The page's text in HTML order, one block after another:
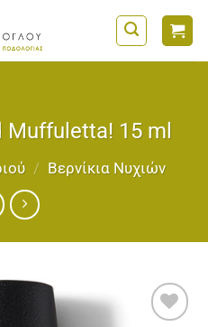
Muffuletta! 15 ml
/ Bερνίκια Νυχιών